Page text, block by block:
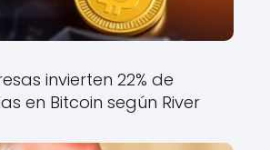
invierten 22% de
en Bitcoin según River